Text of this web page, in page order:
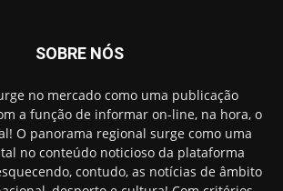
SOBRE NÓS
no mercado como uma publicação
a função de informar on-line, na hora, o
O panorama regional surge como uma
no conteúdo noticioso da plataforma
contudo, as notícias de âmbito